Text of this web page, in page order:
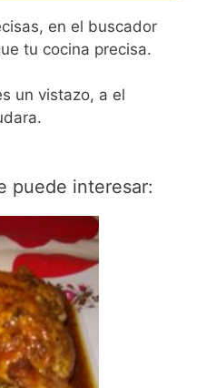
en el buscador
tu cocina precisa.
un vistazo, a el
puede interesar: